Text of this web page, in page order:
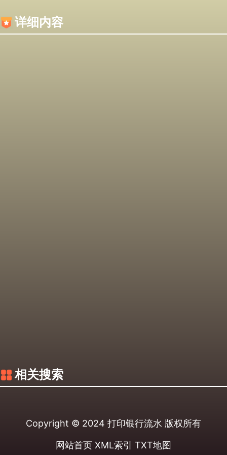
详细内容
相关搜索
Copyright © 2024 打印银行流水 版权所有
网站首页 XML索引 TXT地图